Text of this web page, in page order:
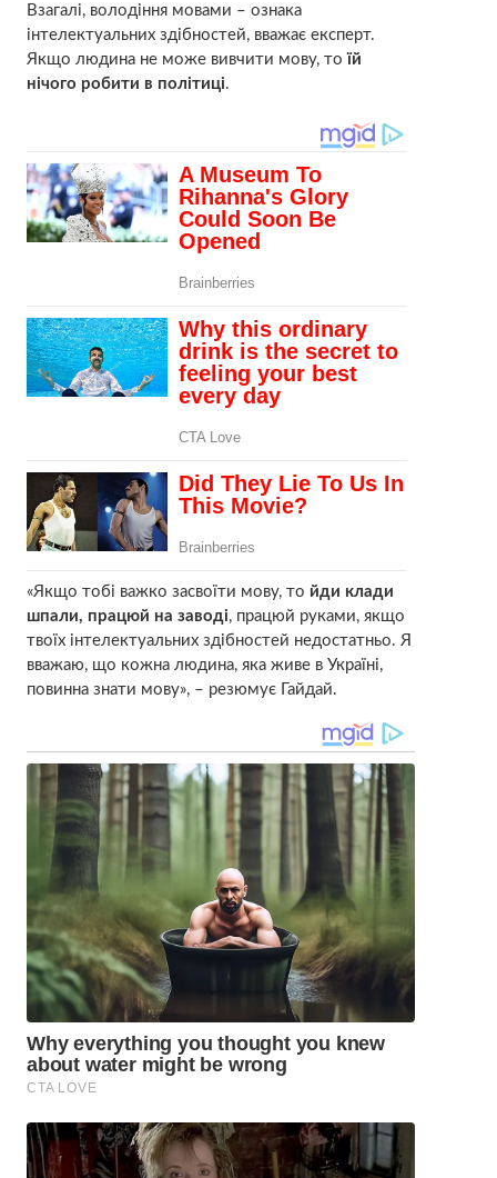
Взагалі, володіння мовами – ознака
інтелектуальних здібностей, вважає експерт.
Якщо людина не може вивчити мову, тоїй
нічого робити в політиці.
«Якщо тобі важко засвоїти мову, то йди клади
шпали, працюй на заводі, працюй руками, якщо
твоїх інтелектуальних здібностей недостатньо. Я
вважаю, що кожна людина, яка живе в Україні,
повинна знати мову», – резюмує Гайдай.